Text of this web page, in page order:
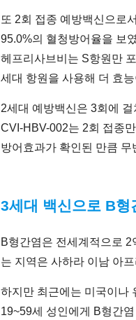
또 2회 접종 예방백신으로
95.0%의 혈청방어율을 보
헤프리사브비는 S항원만
세대 항원을 사용해 더 효
2세대 예방백신은 3회에
CVI-HBV-002는 2회 접종
방어효과가 확인된 만큼
3세대 백신으로 B형
B형간염은 전세계적으로
는 지역은 사하라 이남 아
하지만 최근에는 미국이나
19~59세 성인에게 B형간